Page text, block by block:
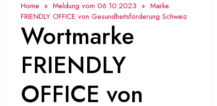
Home » Meldung vom 06.10.2023 » Marke
FRIENDLY OFFICE von Gesundheitsförderung Schweiz
Wortmarke
FRIENDLY
OFFICE von